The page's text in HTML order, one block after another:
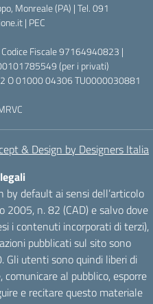
Monreale (PA) | Tel. 091
| PEC
Fiscale 97164940823 |
(per i privati)
O 01000 04306 TU0000030881
& Design by Designers Italia
by default ai sensi dell’articolo
n. 82 (CAD) e salvo dove
i contenuti incorporati di terzi),
pubblicati sul sito sono
Gli utenti sono quindi liberi di
comunicare al pubblico, esporre
e recitare questo materiale